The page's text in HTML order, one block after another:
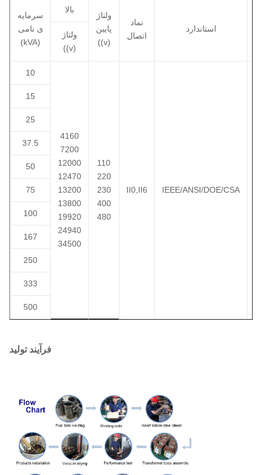
سرمایه
ی نامی
(kVA)
بالا
ولتاژ
پایین
((v)
نماد
اتصال
استاندارد
ولتاژ
((v)
10
4160
7200
12000
12470
13200
13800
19920
24940
34500
110
220
230
400
480
II0,II6 IEEE/ANSI/DOE/CSA
15
25
37.5
50
75
100
167
250
333
500
فرآیند تولید